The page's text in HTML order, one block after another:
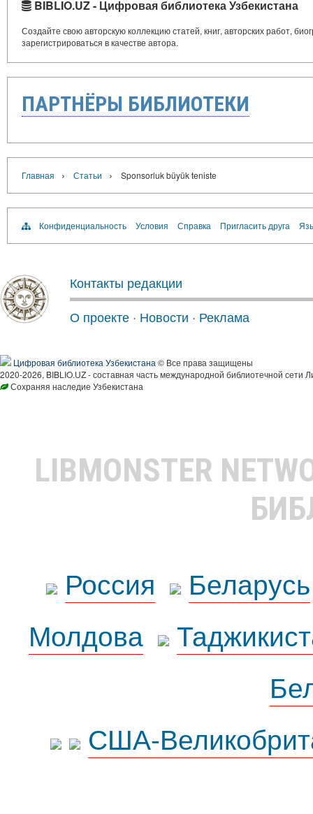
BIBLIO.UZ - Цифровая библиотека Узбекистана
Создайте свою авторскую коллекцию статей, книг, авторских работ,
зарегистрироваться в качестве автора.
ПАРТНЁРЫ БИБЛИОТЕКИ
Главная › Статьи › Sponsorluk büyük teniste
Конфиденциальность Условия Справка Пригласить друга
Контакты редакции
О проекте · Новости · Реклама
Цифровая библиотека Узбекистана © Все права защищены
2020-2026, BIBLIO.UZ - составная часть международной библиотечной сети
Сохраняя наследие Узбекистана
LIBMONSTER
Россия
Беларусь
Молдова
США-